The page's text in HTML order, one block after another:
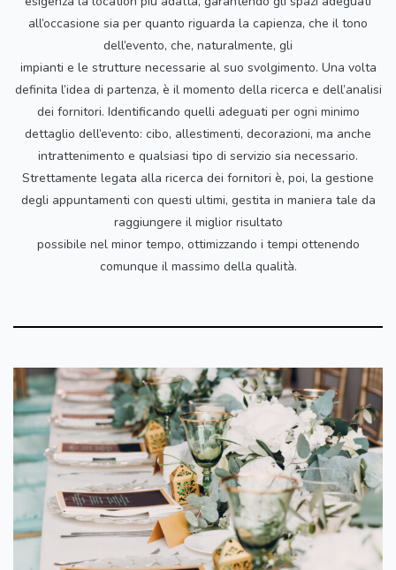
all’occasione sia per quanto riguarda la capienza, che il tono
dell’evento, che, naturalmente, gli
impianti e le strutture necessarie al suo svolgimento. Una volta
definita l’idea di partenza, è il momento della ricerca e dell’analisi
dei fornitori. Identificando quelli adeguati per ogni minimo
dettaglio dell’evento: cibo, allestimenti, decorazioni, ma anche
intrattenimento e qualsiasi tipo di servizio sia necessario.
Strettamente legata alla ricerca dei fornitori è, poi, la gestione
degli appuntamenti con questi ultimi, gestita in maniera tale da
raggiungere il miglior risultato
possibile nel minor tempo, ottimizzando i tempi ottenendo
comunque il massimo della qualità.